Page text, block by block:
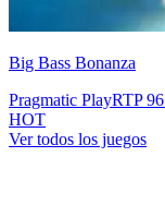
Big Bass Bonanza
Pragmatic PlayRTP
HOT
Ver todos los juegos